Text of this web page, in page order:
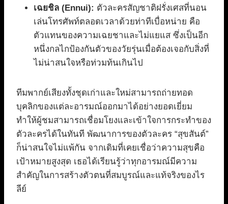
เฉยชิล (Ennui): ตัวละครสัญชาติฝรั่งเศสที่นอน
เล่นโทรศัพท์ตลอดเวลาด้วยท่าทีเบื่อหน่าย คือ
ตัวแทนของความเฉยชาและไม่แยแส ซึ่งเป็นอีก
หนึ่งกลไกป้องกันตัวของวัยรุ่นเมื่อต้องเจอกับสิ่งที่
ไม่น่าสนใจหรือท่วมท้นเกินไป
ทีมพากย์เสียงทั้งชุดเก่าและใหม่สามารถถ่ายทอด
บุคลิกของแต่ละอารมณ์ออกมาได้อย่างยอดเยี่ยม
ทำให้ผู้ชมสามารถเชื่อมโยงและเข้าใจการกระทำของ
ตัวละครได้ในทันที พัฒนาการของตัวละคร “สุขสันต์”
ก็น่าสนใจไม่แพ้กัน จากเดิมที่เคยเชื่อว่าความสุขคือ
เป้าหมายสูงสุด เธอได้เรียนรู้ว่าทุกอารมณ์มีความ
สำคัญในการสร้างตัวตนที่สมบูรณ์และแท้จริงของไร
ลีย์